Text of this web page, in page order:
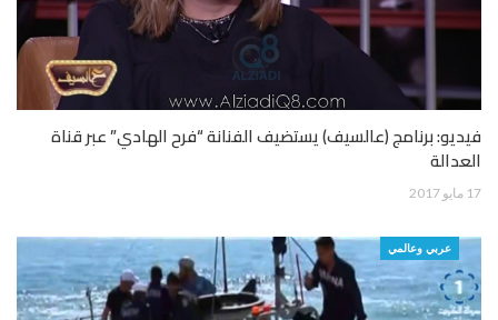
فيديو: برنامج (عالسيف) يستضيف الفنانة “فرح الهادي” عبر قناة
العدالة
17 مايو 2017
عربي وعالمي